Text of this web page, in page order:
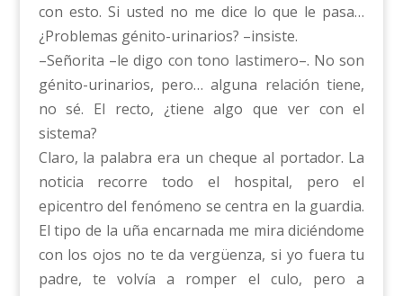
con esto. Si usted no me dice lo que le pasa…
¿Problemas génito-urinarios? –insiste.
–Señorita –le digo con tono lastimero–. No son
génito-urinarios, pero… alguna relación tiene,
no sé. El recto, ¿tiene algo que ver con el
sistema?
Claro, la palabra era un cheque al portador. La
noticia recorre todo el hospital, pero el
epicentro del fenómeno se centra en la guardia.
El tipo de la uña encarnada me mira diciéndome
con los ojos no te da vergüenza, si yo fuera tu
padre, te volvía a romper el culo, pero a